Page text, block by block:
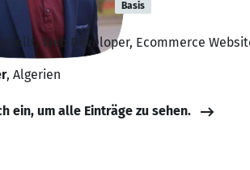
Basis
Web Developer, Ecommerce
, Algerien
ein, um alle Einträge zu sehen.